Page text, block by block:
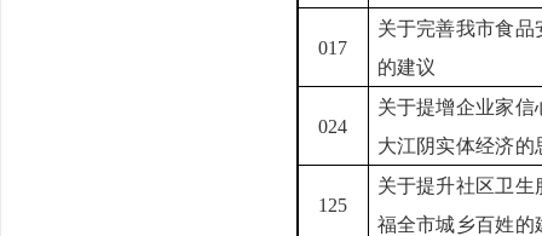
017
关于完善我市食品
的建议
024
关于提增企业家信
大江阴实体经济的
125
关于提升社区卫生
福全市城乡百姓的